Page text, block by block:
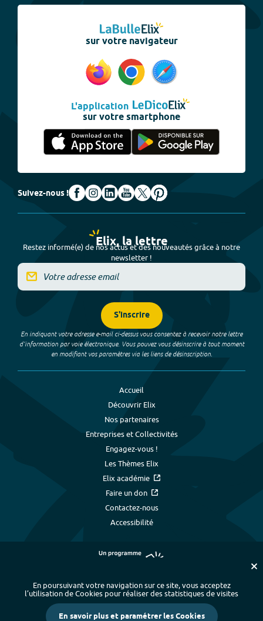
sur votre navigateur
L'application
sur votre smartphone
Suivez-nous !
Elix, la lettre
Restez informé(e) de nos actus et des nouveautés grâce à notre
newsletter !
S'inscrire
En indiquant votre adresse e-mail ci-dessus vous consentez à recevoir notre lettre
d’information par voie électronique. Vous pouvez vous désinscrire à tout moment
en modifiant vos paramètres via les liens de désinscription.
Accueil
Découvrir Elix
Nos partenaires
Entreprises et Collectivités
Engagez-vous !
Les Thèmes Elix
Elix académie
Faire un don
Contactez-nous
Accessibilité
Plan du site - Index alphabétique
-
Mentions légales et données personnelles
- Paramétrer les cookies
En poursuivant votre navigation sur ce site, vous acceptez
l’utilisation de Cookies pour réaliser des statistiques de visites
En savoir plus et paramétrer les Cookies